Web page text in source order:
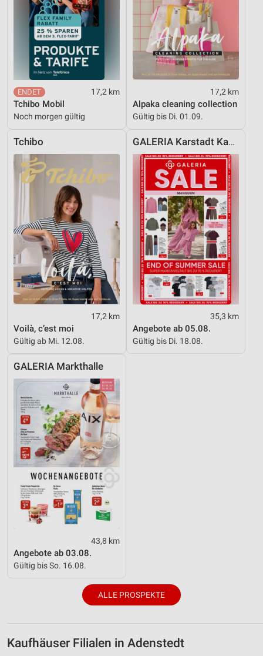
17,2 km
Tchibo Mobil
Noch morgen gültig
17,2 km
Alpaka cleaning collection
Gültig bis Di. 01.09.
Tchibo
17,2 km
Voilà, c’est moi
Gültig ab Mi. 12.08.
GALERIA Karstadt Kaufhof
35,3 km
Angebote ab 05.08.
Gültig bis Di. 18.08.
GALERIA Markthalle
43,8 km
Angebote ab 03.08.
Gültig bis So. 16.08.
ALLE PROSPEKTE
Kaufhäuser Filialen in Adenstedt